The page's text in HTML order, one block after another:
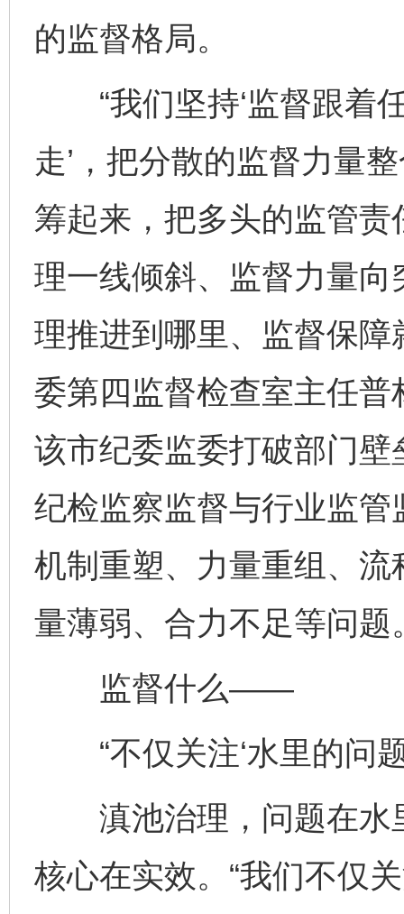
的监督格局。
“我们坚持‘监督跟着
走’，把分散的监督力量
筹起来，把多头的监管
理一线倾斜、监督力量
理推进到哪里、监督保障
委第四监督检查室主任
该市纪委监委打破部门
纪检监察监督与行业监
机制重塑、力量重组、
量薄弱、合力不足等问题
监督什么——
“不仅关注‘水里的问题
滇池治理，问题在水
核心在实效。“我们不仅